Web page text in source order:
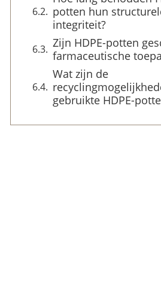
potten hun
integriteit?
Zijn HDPE-potten
farmaceutische
Wat zijn de
gebruikte HDPE-